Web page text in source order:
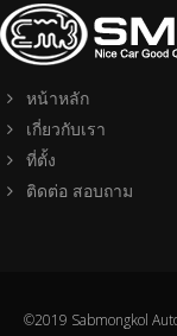
หน้าหลัก
เกี่ยวกับเรา
ที่ตั้ง
ติดต่อ สอบถาม
©2019 Sabmongkol